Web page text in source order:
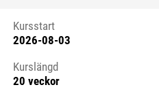
Kursstart 6180996
Kursstart
2026-08-03
Kurslängd
20 veckor